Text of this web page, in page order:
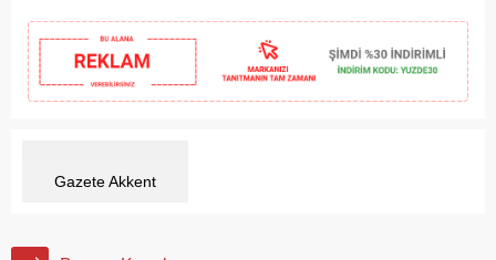
Gazete Akkent